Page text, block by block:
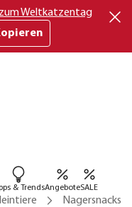
Weltkatzentag
& TrendsAngeboteSALE
Nagersnacks